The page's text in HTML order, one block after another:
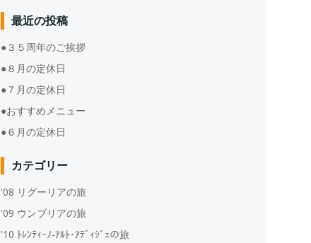
最近の投稿
●３５周年のご挨拶
●８月の定休日
●７月の定休日
●おすすめメニュー
●６月の定休日
カテゴリー
'08 リグーリアの旅
'09 ウンブリアの旅
'10 ﾄﾚﾝﾃｨｰﾉ‐ｱﾙﾄ･ｱﾃﾞｨｼﾞｪの旅